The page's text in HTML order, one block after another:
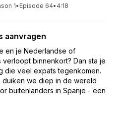
1• Episode 64• 4:18
aanvragen
en je Nederlandse of
verloopt binnenkort? Dan sta je
die veel expats tegenkomen.
we diep in de wereld
buitenlanders in Spanje - een